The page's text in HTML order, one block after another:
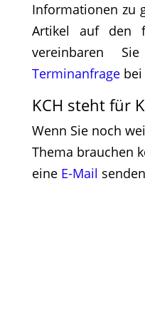
Informationen zu
Artikel auf den
vereinbaren
Terminanfragebei
KCH steht für
Wenn Sie noch
Thema brauchen
eine E-Mail